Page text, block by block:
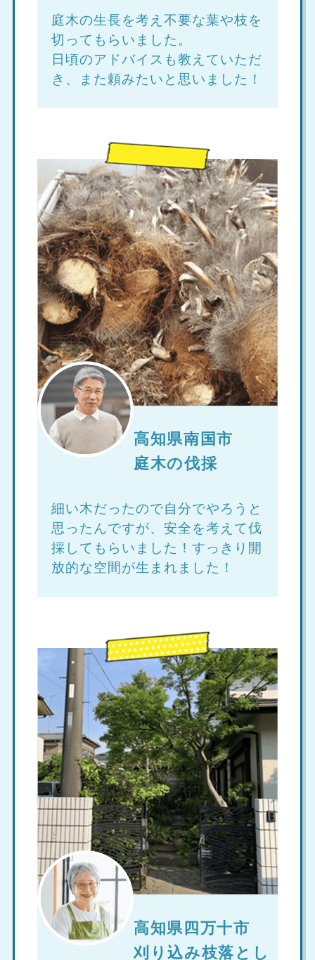
庭木の生長を考え不要な葉や枝を
切ってもらいました。
日頃のアドバイスも教えていただ
き、また頼みたいと思いました！
高知県南国市
庭木の伐採
細い木だったので自分でやろうと
思ったんですが、安全を考えて伐
採してもらいました！すっきり開
放的な空間が生まれました！
高知県四万十市
刈り込み枝落とし